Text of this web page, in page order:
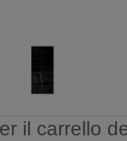
il carrello